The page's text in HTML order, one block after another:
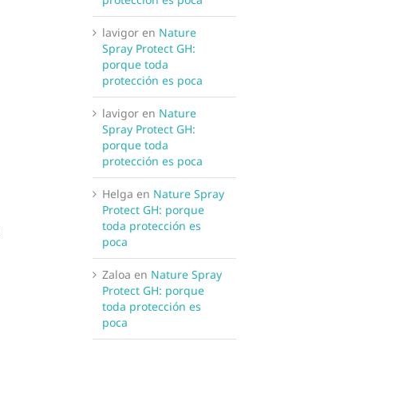
lavigor en Nature
Spray Protect GH:
porque toda
protección es poca
lavigor en Nature
Spray Protect GH:
porque toda
protección es poca
Helga en Nature Spray
Protect GH: porque
toda protección es
poca
Zaloa en Nature Spray
Protect GH: porque
toda protección es
poca